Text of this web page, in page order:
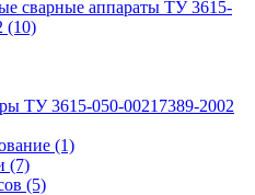
сварные аппараты ТУ 3615-
(10)
ТУ 3615-050-00217389-2002
(1)
(7)
(5)